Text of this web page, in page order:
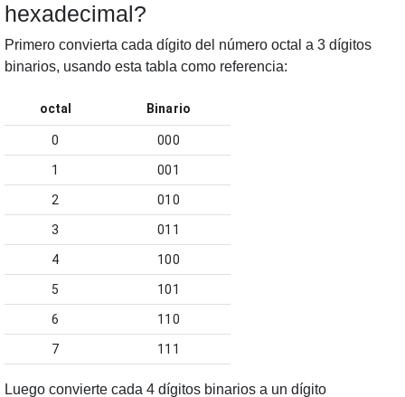
hexadecimal?
Primero convierta cada dígito del número octal a 3 dígitos
binarios, usando esta tabla como referencia:
octal Binario
0 000
1 001
2 010
3 011
4 100
5 101
6 110
7 111
Luego convierte cada 4 dígitos binarios a un dígito